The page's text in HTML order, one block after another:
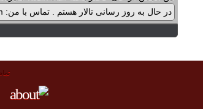
در حال به روز رسانی تالار هستم . تماس با من: midorinco@yahoo.com تماس از طریق واتس اپ (آیکون سمت چپ - بالای تالار) در پرداخت پولی برنامه ها اشکالی پیش آمده که در حال بازنویسی آن هستم .